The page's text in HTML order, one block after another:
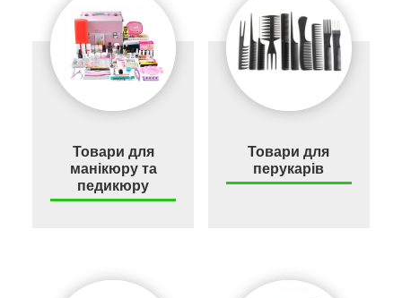
Товари для
манікюру та
педикюру
Товари для
перукарів